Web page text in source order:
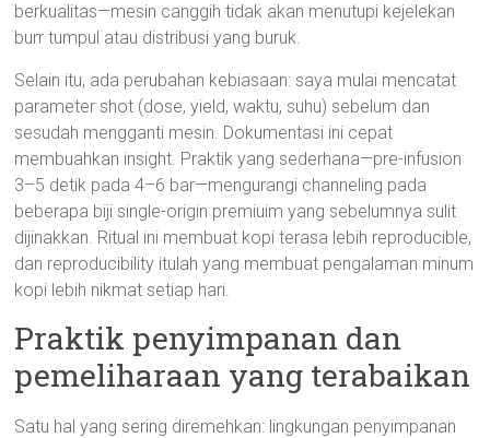
berkualitas—mesin canggih tidak akan menutupi kejelekan
burr tumpul atau distribusi yang buruk.
Selain itu, ada perubahan kebiasaan: saya mulai mencatat
parameter shot (dose, yield, waktu, suhu) sebelum dan
sesudah mengganti mesin. Dokumentasi ini cepat
membuahkan insight. Praktik yang sederhana—pre-infusion
3–5 detik pada 4–6 bar—mengurangi channeling pada
beberapa biji single-origin premiuim yang sebelumnya sulit
dijinakkan. Ritual ini membuat kopi terasa lebih reproducible,
dan reproducibility itulah yang membuat pengalaman minum
kopi lebih nikmat setiap hari.
Praktik penyimpanan dan
pemeliharaan yang terabaikan
Satu hal yang sering diremehkan: lingkungan penyimpanan